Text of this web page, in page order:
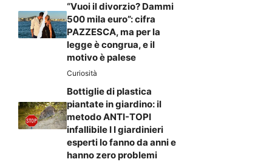
“Vuoi il divorzio? Dammi
500 mila euro”: cifra
PAZZESCA, ma per la
legge è congrua, e il
motivo è palese
Curiosità
Bottiglie di plastica
piantate in giardino: il
metodo ANTI-TOPI
infallibile I I giardinieri
esperti lo fanno da anni e
hanno zero problemi